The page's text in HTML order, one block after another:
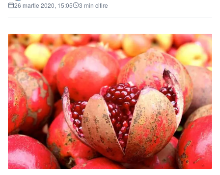
26 martie 2020, 15:05
3 min citire